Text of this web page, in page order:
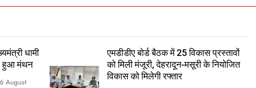
धामी
हुआ मंथन
6 August
एमडीडीए बोर्ड बैठक में 25 विकास प्रस्तावों
को मिली मंजूरी, देहरादून-मसूरी के नियोजित
विकास को मिलेगी रफ्तार